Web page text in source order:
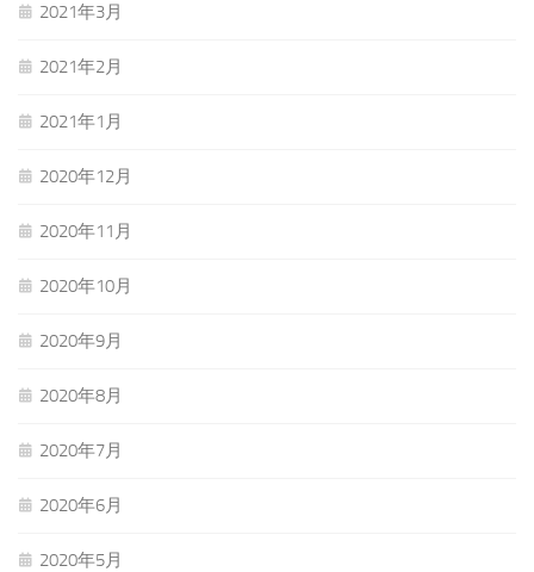
2021年3月
2021年2月
2021年1月
2020年12月
2020年11月
2020年10月
2020年9月
2020年8月
2020年7月
2020年6月
2020年5月